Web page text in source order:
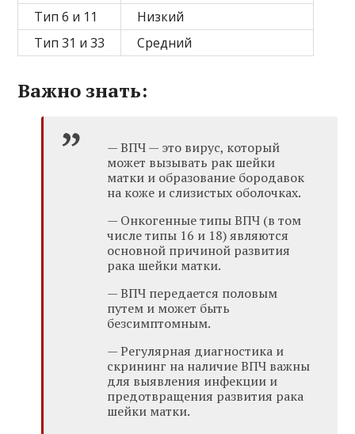
Тип 6 и 11
Низкий
Тип 31 и 33
Средний
Важно знать:
— ВПЧ — это вирус, который
может вызывать рак шейки
матки и образование бородавок
на коже и слизистых оболочках.
— Онкогенные типы ВПЧ (в том
числе типы 16 и 18) являются
основной причиной развития
рака шейки матки.
— ВПЧ передается половым
путем и может быть
безсимптомным.
— Регулярная диагностика и
скрининг на наличие ВПЧ важны
для выявления инфекции и
предотвращения развития рака
шейки матки.